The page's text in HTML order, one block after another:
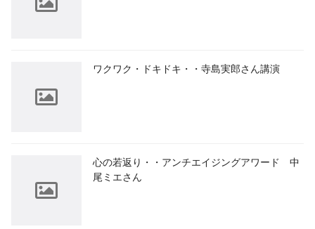
ワクワク・ドキドキ・・寺島実郎さん講演
心の若返り・・アンチエイジングアワード 中
尾ミエさん